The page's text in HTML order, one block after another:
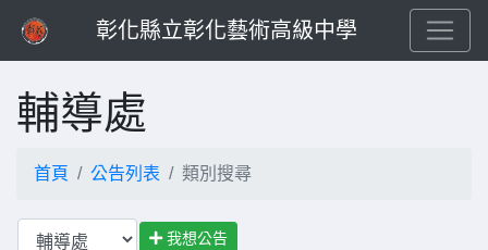
彰化縣立彰化藝術高級中學
輔導處
首頁 公告列表 類別搜尋
我想公告